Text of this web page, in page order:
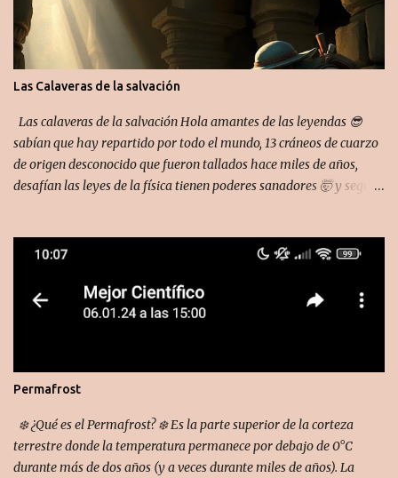
Las Calaveras de la salvación
Las calaveras de la salvación Hola amantes de las leyendas 😎
sabían que hay repartido por todo el mundo, 13 cráneos de cuarzo
de origen desconocido que fueron tallados hace miles de años,
desafían las leyes de la física tienen poderes sanadores 🤯 y segun
famoso es la calavera del destino, Descubierta por la hija adoptiva
ciudad maya de lubaantun El 01/01/1924.
Permafrost
❄️ ¿Qué es el Permafrost? ❄️ Es la parte superior de la corteza
terrestre donde la temperatura permanece por debajo de 0°C
durante más de dos años (y a veces durante miles de años). La